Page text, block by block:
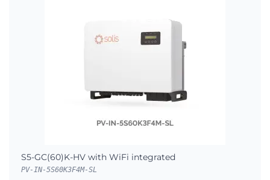
S5-GC(60)K-HV with WiFi integrated
PV-IN-5S60K3F4M-SL